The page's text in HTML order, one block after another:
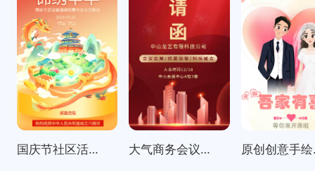
国庆节社区活动邀请函表彰大会 大气商务会议招商展会科技峰会邀请函 原创